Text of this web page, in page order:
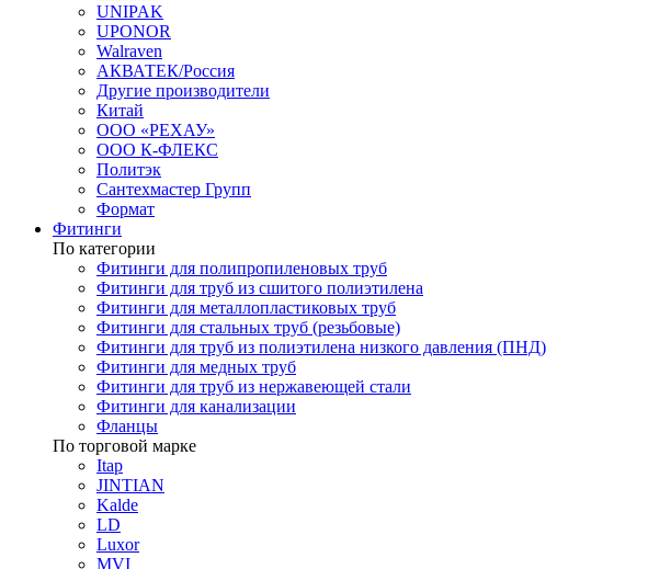
UNIPAK
UPONOR
Walraven
АКВАТЕК/Россия
Другие производители
Китай
ООО «РЕХАУ»
ООО К-ФЛЕКС
Политэк
Сантехмастер Групп
Формат
Фитинги
По категории
Фитинги для полипропиленовых труб
Фитинги для труб из сшитого полиэтилена
Фитинги для металлопластиковых труб
Фитинги для стальных труб (резьбовые)
Фитинги для труб из полиэтилена низкого давления (ПНД)
Фитинги для медных труб
Фитинги для труб из нержавеющей стали
Фитинги для канализации
Фланцы
По торговой марке
Itap
JINTIAN
Kalde
LD
Luxor
MVI